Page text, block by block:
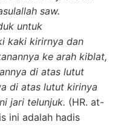
saw.
untuk
kaki kirirnya dan
ke arah kiblat,
di atas lutut
di atas lutut kirinya
jari telunjuk. (HR. at-
ini adalah hadis